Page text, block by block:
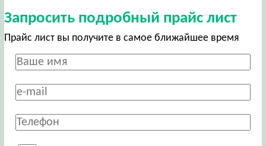
Запросить подробный прайс лист
Прайс лист вы получите в самое ближайшее время